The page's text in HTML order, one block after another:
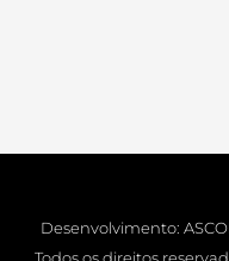
Desenvolvimento: